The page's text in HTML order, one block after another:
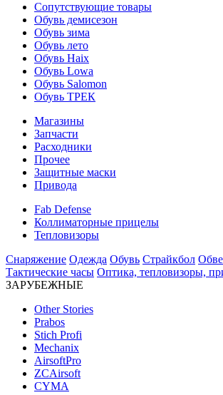
Сопутствующие товары
Обувь демисезон
Обувь зима
Обувь лето
Обувь Haix
Обувь Lowa
Обувь Salomon
Обувь ТРЕК
Магазины
Запчасти
Расходники
Прочее
Защитные маски
Привода
Fab Defense
Коллиматорные прицелы
Тепловизоры
Снаряжение Одежда Обувь Страйкбол
Тактические часы Оптика, тепловизоры,
ЗАРУБЕЖНЫЕ
Other Stories
Prabos
Stich Profi
Mechanix
AirsoftPro
ZCAirsoft
CYMA